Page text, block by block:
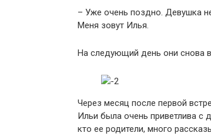
– Уже очень поздно. Девушка
Меня зовут Илья.
На следующий день они снова
Через месяц после первой
Ильи была очень приветлива с
кто ее родители, много